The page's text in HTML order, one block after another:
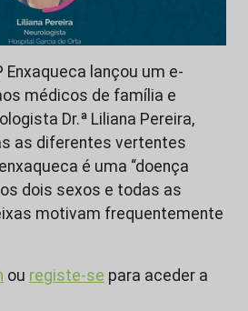
lançou um e-
médicos de família e
Dr.ª Liliana Pereira,
as diferentes vertentes
é uma “doença
dois sexos e todas as
motivam frequentemente
ou registe-se para aceder a